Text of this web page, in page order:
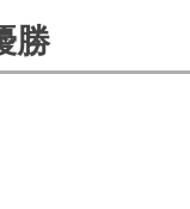
勝